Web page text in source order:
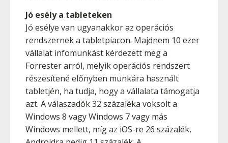
Jó esély a tableteken
Jó esélye van ugyanakkor az operációs
rendszernek a tabletpiacon. Majdnem 10 ezer
vállalat infomunkást kérdezett meg a
Forrester arról, melyik operációs rendszert
részesítené előnyben munkára használt
tabletjén, ha tudja, hogy a vállalata támogatja
azt. A válaszadók 32 százaléka voksolt a
Windows 8 vagy Windows 7 vagy más
Windows mellett, míg az iOS-re 26 százalék,